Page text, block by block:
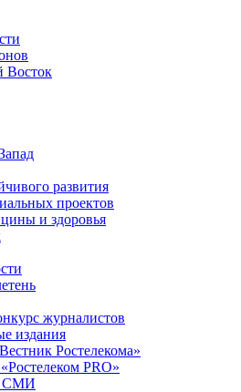
Восток
развития
проектов
и здоровья
журналистов
издания
Ростелекома»
PRO»
СМИ